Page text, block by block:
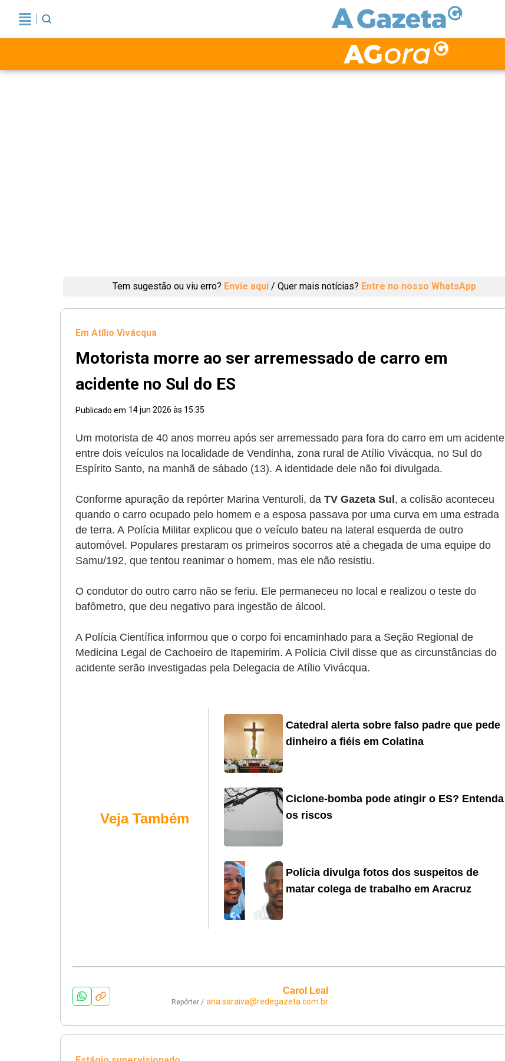
Tem sugestão ou viu erro? Envie aqui / Quer mais notícias? Entre no nosso WhatsApp
Em Atílio Vivácqua
Motorista morre ao ser arremessado de carro em
acidente no Sul do ES
Publicado em 14 jun 2026 às 15:35
Um motorista de 40 anos morreu após ser arremessado para fora do carro em um acidente
entre dois veículos na localidade de Vendinha, zona rural de Atílio Vivácqua, no Sul do
Espírito Santo, na manhã de sábado (13). A identidade dele não foi divulgada.
Conforme apuração da repórter Marina Venturoli, da TV Gazeta Sul , a colisão aconteceu
quando o carro ocupado pelo homem e a esposa passava por uma curva em uma estrada
de terra. A Polícia Militar explicou que o veículo bateu na lateral esquerda de outro
automóvel. Populares prestaram os primeiros socorros até a chegada de uma equipe do
Samu/192, que tentou reanimar o homem, mas ele não resistiu.
O condutor do outro carro não se feriu. Ele permaneceu no local e realizou o teste do
bafômetro, que deu negativo para ingestão de álcool.
A Polícia Científica informou que o corpo foi encaminhado para a Seção Regional de
Medicina Legal de Cachoeiro de Itapemirim. A Polícia Civil disse que as circunstâncias do
acidente serão investigadas pela Delegacia de Atílio Vivácqua.
Veja Também
Catedral alerta sobre falso padre que pede
dinheiro a fiéis em Colatina
Ciclone-bomba pode atingir o ES? Entenda
os riscos
Polícia divulga fotos dos suspeitos de
matar colega de trabalho em Aracruz
Carol Leal
Repórter / ana.saraiva@redegazeta.com.br